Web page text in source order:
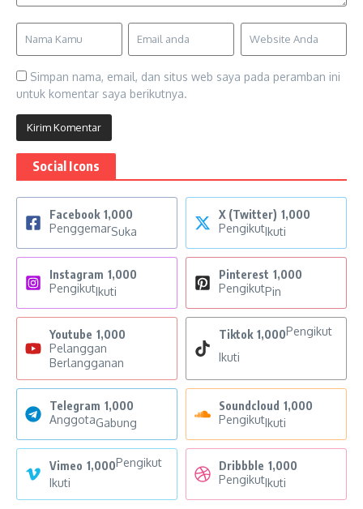
Simpan nama, email, dan situs web saya pada peramban ini
untuk komentar saya berikutnya.
Social Icons
Facebook 1,000
PenggemarSuka
X (Twitter) 1,000
PengikutIkuti
Instagram 1,000
PengikutIkuti
Pinterest 1,000
PengikutPin
Youtube 1,000
Pelanggan
Berlangganan
Tiktok 1,000Pengikut
Ikuti
Telegram 1,000
AnggotaGabung
Soundcloud 1,000
PengikutIkuti
Vimeo 1,000Pengikut
Ikuti
Dribbble 1,000
PengikutIkuti